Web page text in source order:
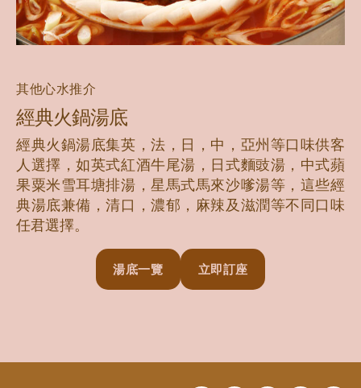
其他心水推介
經典火鍋湯底
經典火鍋湯底集英，法，日，中，亞州等口味供客
人選擇，如英式紅酒牛尾湯，日式麵豉湯，中式蘋
果粟米雪耳塘排湯，星馬式馬來沙嗲湯等，這些經
典湯底兼備，清口，濃郁，麻辣及滋潤等不同口味
任君選擇。
湯底一覽 立即訂座